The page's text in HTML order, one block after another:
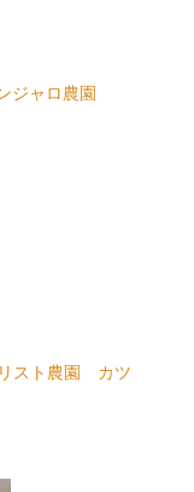
ジャロ農園
スト農園 カツ